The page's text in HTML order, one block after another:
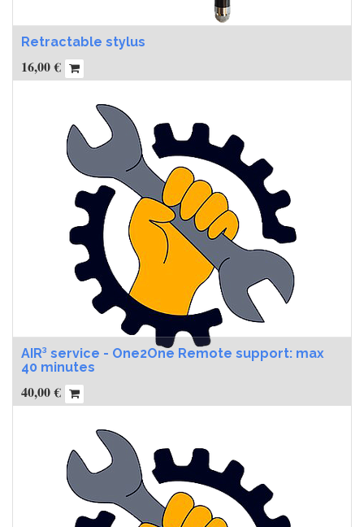
Retractable stylus
16,00€
AIR³ service - One2One Remote support: max
40 minutes
40,00€